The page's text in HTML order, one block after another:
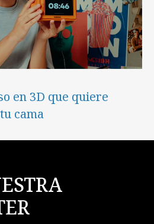
en 3D que quiere
cama